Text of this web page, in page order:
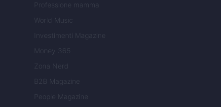
Professione mamma
World Music
Investimenti Magazine
Money 365
Zona Nerd
B2B Magazine
People Magazine